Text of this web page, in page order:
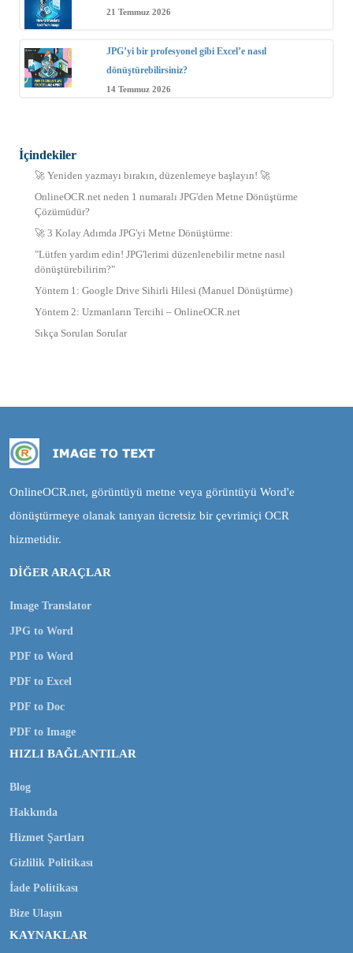
21 Temmuz 2026
JPG’yi bir profesyonel gibi Excel’e nasıl
dönüştürebilirsiniz?
14 Temmuz 2026
İçindekiler
🚀 Yeniden yazmayı bırakın, düzenlemeye başlayın! 🚀
OnlineOCR.net neden 1 numaralı JPG'den Metne Dönüştürme
Çözümüdür?
🚀 3 Kolay Adımda JPG'yi Metne Dönüştürme:
"Lütfen yardım edin! JPG'lerimi düzenlenebilir metne nasıl
dönüştürebilirim?"
Yöntem 1: Google Drive Sihirli Hilesi (Manuel Dönüştürme)
Yöntem 2: Uzmanların Tercihi – OnlineOCR.net
Sıkça Sorulan Sorular
OnlineOCR.net, görüntüyü metne veya görüntüyü Word'e
dönüştürmeye olanak tanıyan ücretsiz bir çevrimiçi OCR
hizmetidir.
DİĞER ARAÇLAR
Image Translator
JPG to Word
PDF to Word
PDF to Excel
PDF to Doc
PDF to Image
HIZLI BAĞLANTILAR
Blog
Hakkında
Hizmet Şartları
Gizlilik Politikası
İade Politikası
Bize Ulaşın
KAYNAKLAR